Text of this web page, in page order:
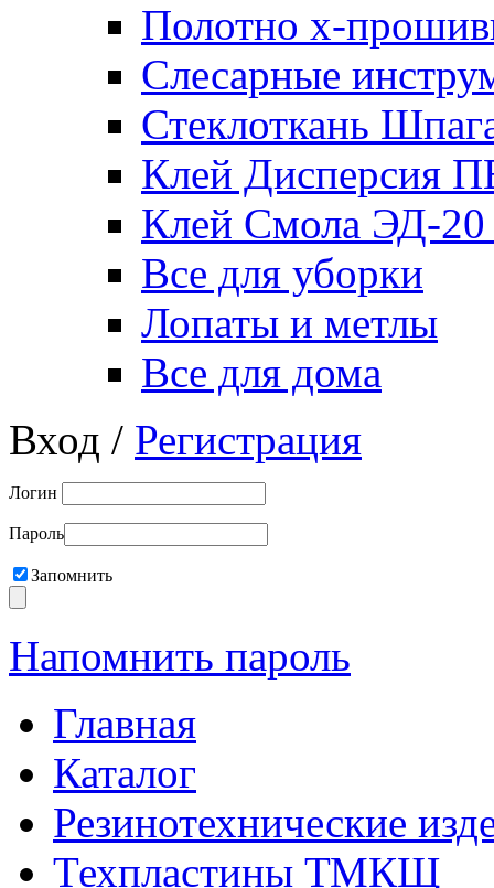
Полотно х-
Слесарные
Стеклоткань
Клей Дисперсия
Клей Смола ЭД-20
Все для уборки
Лопаты и метлы
Все для дома
Вход / Регистрация
Логин
Пароль
Запомнить
Напомнить пароль
Главная
Каталог
Резинотехнические
Техпластины ТМКЩ